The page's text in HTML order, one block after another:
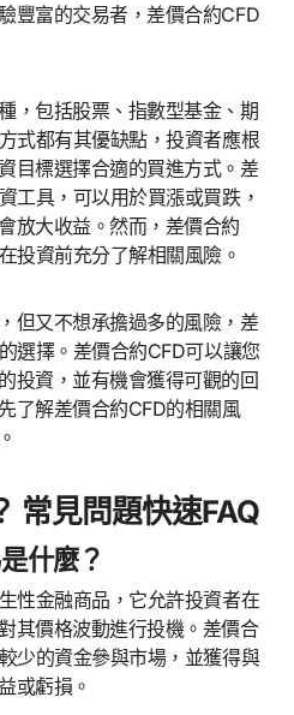
豐富的交易者，差價合約CFD
，包括股票、指數型基金、期
式都有其優缺點，投資者應根
目標選擇合適的買進方式。差
工具，可以用於買漲或買跌，
放大收益。然而，差價合約
投資前充分了解相關風險。
但又不想承擔過多的風險，差
選擇。差價合約CFD可以讓您
投資，並有機會獲得可觀的回
了解差價合約CFD的相關風
常見問題快速FAQ
什麼？
性金融商品，它允許投資者在
其價格波動進行投機。差價合
少的資金參與市場，並獲得與
或虧損。